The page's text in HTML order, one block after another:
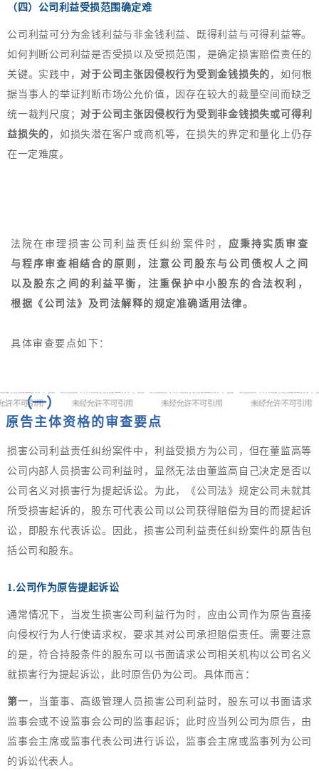
（四） 公司利益受损范围确定难
公司利益可分为金钱利益与非金钱利益、既得利益与可得利益等。
如何判断公司利益是否受损以及受损范围，是确定损害赔偿责任的
关键。实践中， 对于公司主张因侵权行为受到金钱损失的 ，如何根
据当事人的举证判断市场公允价值，因存在较大的裁量空间而缺乏
统一裁判尺度； 对于公司主张因侵权行为受到非金钱损失或可得利
益损失的 ，如损失潜在客户或商机等，在损失的界定和量化上仍存
在一定难度。
法院在审理损害公司利益责任纠纷案件时， 应秉持实质审查
与程序审查相结合的原则，注意公司股东与公司债权人之间
以及股东之间的利益平衡，注重保护中小股东的合法权利，
根据《公司法》及司法解释的规定准确适用法律。
具体审查要点如下：
（一）
原告主体资格的审查要点
损害公司利益责任纠纷案件中，利益受损方为公司，但在董监高等
公司内部人员损害公司利益时，显然无法由董监高自己决定是否以
公司名义对损害行为提起诉讼。为此，《公司法》规定公司未就其
所受损害起诉的，股东可代表公司以公司获得赔偿为目的而提起诉
讼，即股东代表诉讼。因此，损害公司利益责任纠纷案件的原告包
括公司和股东。
1.公司作为原告提起诉讼
通常情况下，当发生损害公司利益行为时，应由公司作为原告直接
向侵权行为人行使请求权，要求其对公司承担赔偿责任。需要注意
的是，符合持股条件的股东可以书面请求公司相关机构以公司名义
就损害行为提起诉讼，此时原告仍为公司。具体而言：
第一 ，当董事、高级管理人员损害公司利益时，股东可以书面请求
监事会或不设监事会公司的监事起诉；此时应当列公司为原告，由
监事会主席或监事代表公司进行诉讼，监事会主席或监事列为公司
的诉讼代表人。